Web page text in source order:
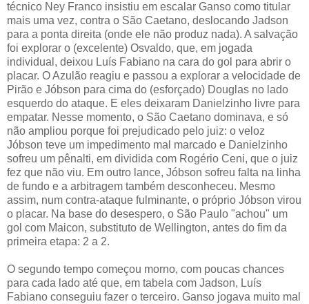
técnico Ney Franco insistiu em escalar Ganso como titular
mais uma vez, contra o São Caetano, deslocando Jadson
para a ponta direita (onde ele não produz nada). A salvação
foi explorar o (excelente) Osvaldo, que, em jogada
individual, deixou Luís Fabiano na cara do gol para abrir o
placar. O Azulão reagiu e passou a explorar a velocidade de
Pirão e Jóbson para cima do (esforçado) Douglas no lado
esquerdo do ataque. E eles deixaram Danielzinho livre para
empatar. Nesse momento, o São Caetano dominava, e só
não ampliou porque foi prejudicado pelo juiz: o veloz
Jóbson teve um impedimento mal marcado e Danielzinho
sofreu um pênalti, em dividida com Rogério Ceni, que o juiz
fez que não viu. Em outro lance, Jóbson sofreu falta na linha
de fundo e a arbitragem também desconheceu. Mesmo
assim, num contra-ataque fulminante, o próprio Jóbson virou
o placar. Na base do desespero, o São Paulo "achou" um
gol com Maicon, substituto de Wellington, antes do fim da
primeira etapa: 2 a 2.
O segundo tempo começou morno, com poucas chances
para cada lado até que, em tabela com Jadson, Luís
Fabiano conseguiu fazer o terceiro. Ganso jogava muito mal